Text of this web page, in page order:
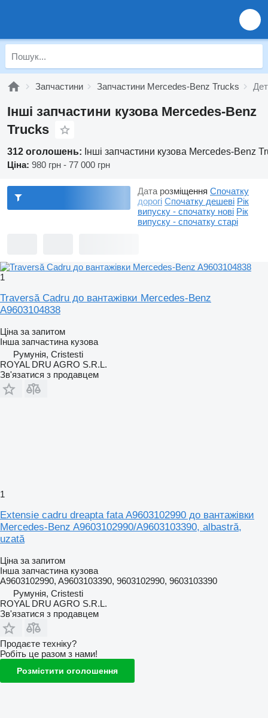
Запчастини Запчастини Mercedes-Benz Trucks
Інші запчастини кузова Mercedes-Benz
Trucks
312 оголошень: Інші запчастини кузова Mercedes-Benz
Ціна: 980 грн - 77 000 грн
Дата розміщення Спочатку
дорогі Спочатку дешеві Рік
випуску - спочатку нові Рік
випуску - спочатку старі
1
Traversă Cadru до вантажівки Mercedes-Benz
A9603104838
Ціна за запитом
Інша запчастина кузова
Румунія, Cristesti
ROYAL DRU AGRO S.R.L.
Зв'язатися з продавцем
1
Extensie cadru dreapta fata A9603102990 до вантажівки
Mercedes-Benz A9603102990/A9603103390, albastră,
uzată
Ціна за запитом
Інша запчастина кузова
A9603102990, A9603103390, 9603102990, 9603103390
Румунія, Cristesti
ROYAL DRU AGRO S.R.L.
Зв'язатися з продавцем
Продаєте техніку?
Робіть це разом з нами!
Розмістити оголошення